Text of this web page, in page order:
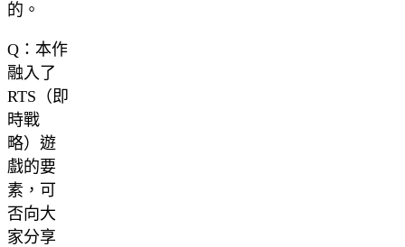
的。
Q：本作
融入了
RTS（即
時戰
略）遊
戲的要
素，可
否向大
家分享